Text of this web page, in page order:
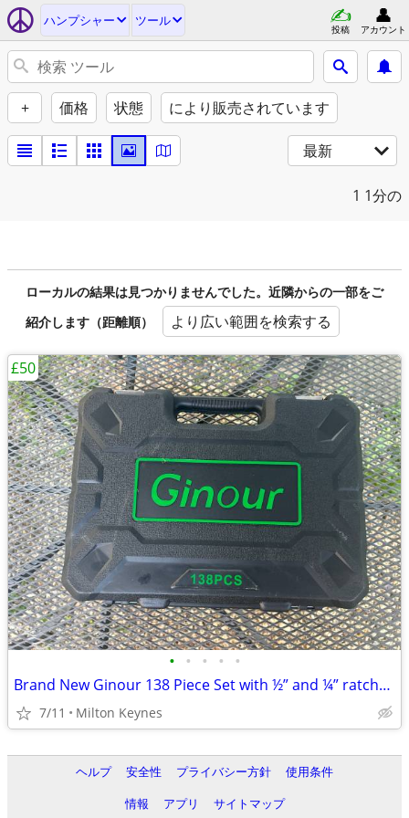
ハンプシャー ツール
投稿 アカウント
+ 価格 状態 により販売されています
最新
1 1分の
ローカルの結果は見つかりませんでした。近隣からの一部をご
紹介します（距離順）
より広い範囲を検索する
• • • • •
Brand New Ginour 138 Piece Set with ½” and ¼” ratchet set with ¼” scre
7/11 Milton Keynes
£50
ヘルプ 安全性 プライバシー方針
使用条件
情報
アプリ サイトマップ